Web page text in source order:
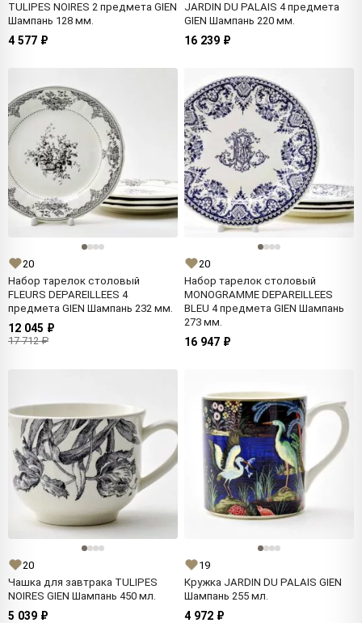
TULIPES NOIRES 2 предмета GIEN
Шампань 128 мм.
4 577 ₽
JARDIN DU PALAIS 4 предмета
GIEN Шампань 220 мм.
16 239 ₽
20
Набор тарелок столовый
FLEURS DEPAREILLEES 4
предмета GIEN Шампань 232 мм.
12 045 ₽
17 712 ₽
20
Набор тарелок столовый
MONOGRAMME DEPAREILLEES
BLEU 4 предмета GIEN Шампань
273 мм.
16 947 ₽
20
Чашка для завтрака TULIPES
NOIRES GIEN Шампань 450 мл.
5 039 ₽
19
Кружка JARDIN DU PALAIS GIEN
Шампань 255 мл.
4 972 ₽